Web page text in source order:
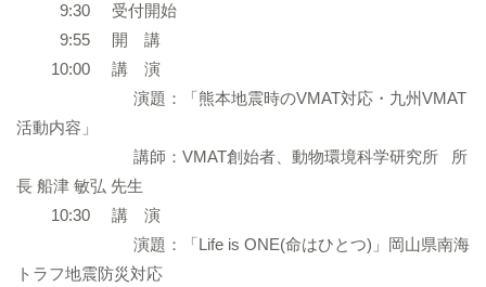
9:30 受付開始
9:55 開 講
10:00 講 演
演題：「熊本地震時のVMAT対応・九州VMAT
活動内容」
講師：VMAT創始者、動物環境科学研究所 所
長 船津 敏弘 先生
10:30 講 演
演題：「Life is ONE(命はひとつ)」岡山県南海
トラフ地震防災対応